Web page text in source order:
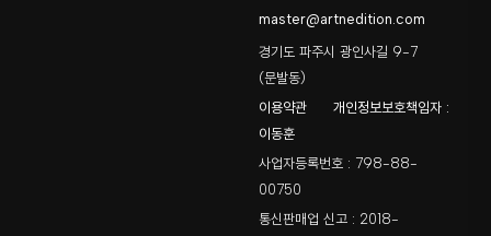
master@artnedition.com
경기도 파주시 광인사길 9-7
(문발동)
이용약관
개인정보보호책임자 :
이동훈
사업자등록번호 : 798-88-
00750
통신판매업 신고 : 2018-